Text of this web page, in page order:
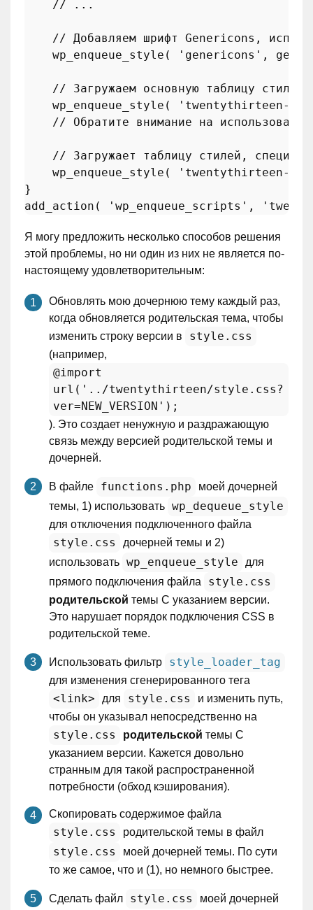
// ...
// Добавляем шрифт Genericons,
wp_enqueue_style ( 'genericons' ,
// Загружаем основную таблицу стилей.
wp_enqueue_style (
'twentythirteen-
// Обратите внимание на
// Загружает таблицу стилей,
wp_enqueue_style ( 'twentythirteen-ie'
add_action ( 'wp_enqueue_scripts' ,
Я могу предложить несколько способов решения
этой проблемы, но ни один из них не является по-
настоящему удовлетворительным:
Обновлять мою дочернюю тему каждый раз,
когда обновляется родительская тема, чтобы
изменить строку версии в
style.css
(например,
@import
url('../twentythirteen/style.css?
ver=NEW_VERSION');
). Это создает ненужную и раздражающую
связь между версией родительской темы и
дочерней.
В файле functions.php
моей дочерней
темы, 1) использовать wp_dequeue_style
для отключения подключенного файла
style.css
дочерней темы и 2)
использовать wp_enqueue_style
для
прямого подключения файла
style.css
родительской темы С указанием версии.
Это нарушает порядок подключения CSS в
родительской теме.
Использовать фильтр style_loader_tag
для изменения сгенерированного тега
<link> для style.css
и изменить путь,
чтобы он указывал непосредственно на
style.css родительской темы С
указанием версии. Кажется довольно
странным для такой распространенной
потребности (обход кэширования).
Скопировать содержимое файла
style.css родительской темы в файл
style.css
моей дочерней темы. По сути
то же самое, что и (1), но немного быстрее.
Сделать файл style.css
моей дочерней